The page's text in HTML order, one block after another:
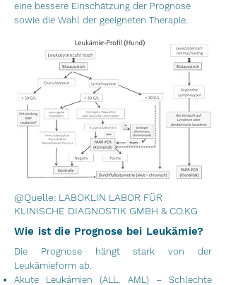
eine bessere Einschätzung der Prognose
sowie die Wahl der geeigneten Therapie.
@Quelle: LABOKLIN LABOR FÜR
KLINISCHE DIAGNOSTIK GMBH & CO.KG
Wie ist die Prognose bei Leukämie?
Die Prognose hängt stark von der
Leukämieform ab.
Akute Leukämien (ALL, AML) – Schlechte